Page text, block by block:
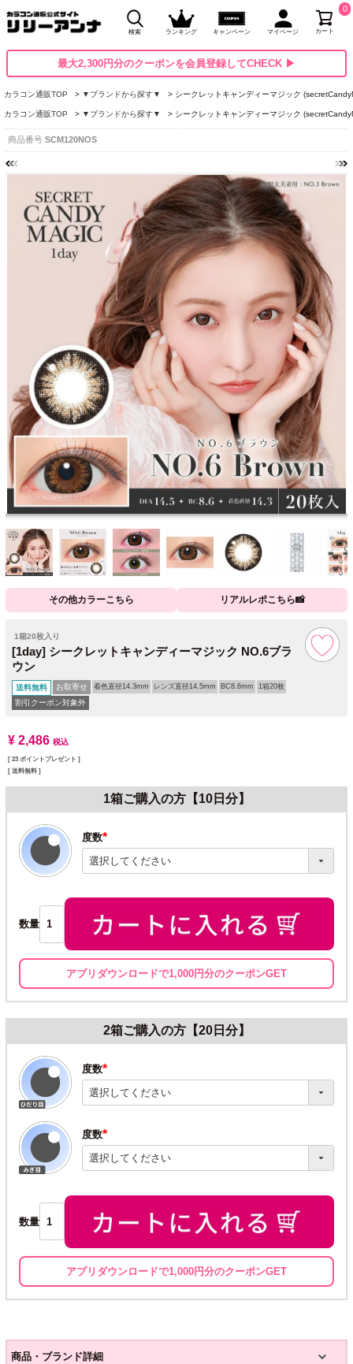
検索 ランキング キャンペーン マイページ カート
0
最大2,300円分のクーポンを会員登録してCHECK ▶
カラコン通販TOP ▼ブランドから探す▼ シークレットキャンディーマジック
カラコン通販TOP ▼ブランドから探す▼ シークレットキャンディーマジック
商品番号 SCM120NOS
その他カラーこちら リアルレポこちら📸
1箱20枚入り
[1day] シークレットキャンディーマジック NO.6ブラ
ウン
送料無料 お取寄せ 着色直径14.3mm レンズ直径14.5mm BC8.6mm 1箱20枚
割引クーポン対象外
¥ 2,486 税込
[ 23 ポイントプレゼント ]
送料無料
1箱ご購入の方【10日分】
度数
(必
須)
数量
アプリダウンロードで1,000円分のクーポンGET
2箱ご購入の方【20日分】
度数
(必
須)
度数
(必
須)
数量
アプリダウンロードで1,000円分のクーポンGET
商品・ブランド詳細